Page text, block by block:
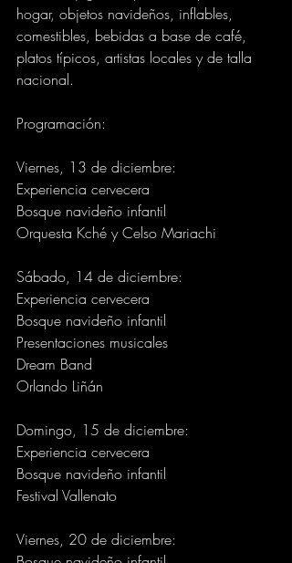
hogar, objetos navideños, inflables,
comestibles, bebidas a base de café,
platos típicos, artistas locales y de talla
nacional.
Programación:
Viernes, 13 de diciembre:
Experiencia cervecera
Bosque navideño infantil
Orquesta Kché y Celso Mariachi
Sábado, 14 de diciembre:
Experiencia cervecera
Bosque navideño infantil
Presentaciones musicales
Dream Band
Orlando Liñán
Domingo, 15 de diciembre:
Experiencia cervecera
Bosque navideño infantil
Festival Vallenato
Viernes, 20 de diciembre: